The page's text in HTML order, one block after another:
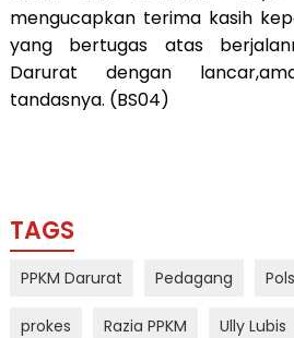
mengucapkan terima kasih
yang bertugas atas
Darurat dengan
tandasnya. (BS04)
TAGS
PPKM Darurat Pedagang
prokes Razia PPKM Ully Lubis